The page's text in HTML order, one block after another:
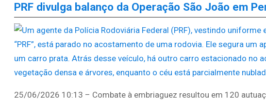
PRF divulga balanço da Operação São João em
25/06/2026 10:13 – Combate à embriaguez resultou em 120